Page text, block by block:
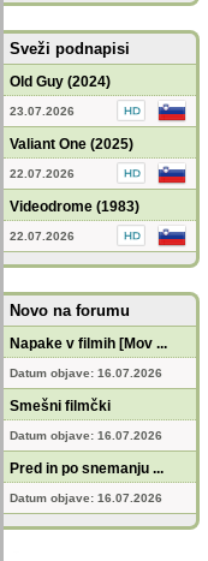
Sveži podnapisi
Old Guy (2024)
23.07.2026
Valiant One (2025)
22.07.2026
Videodrome (1983)
22.07.2026
Novo na forumu
Napake v filmih [Mov ...
Datum objave: 16.07.2026
Smešni filmčki
Datum objave: 16.07.2026
Pred in po snemanju ...
Datum objave: 16.07.2026